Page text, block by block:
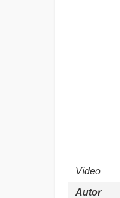
Vídeo
Autor